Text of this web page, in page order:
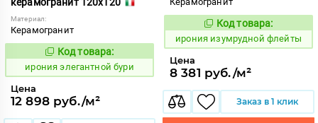
Материал:
Керамогранит
1098130
Код товара:
ирония элегантной бури
Цена
12 898 руб./м²
1098116
Код товара:
ирония изумрудной флейты
Цена
8 381 руб./м²
Заказ в 1 клик